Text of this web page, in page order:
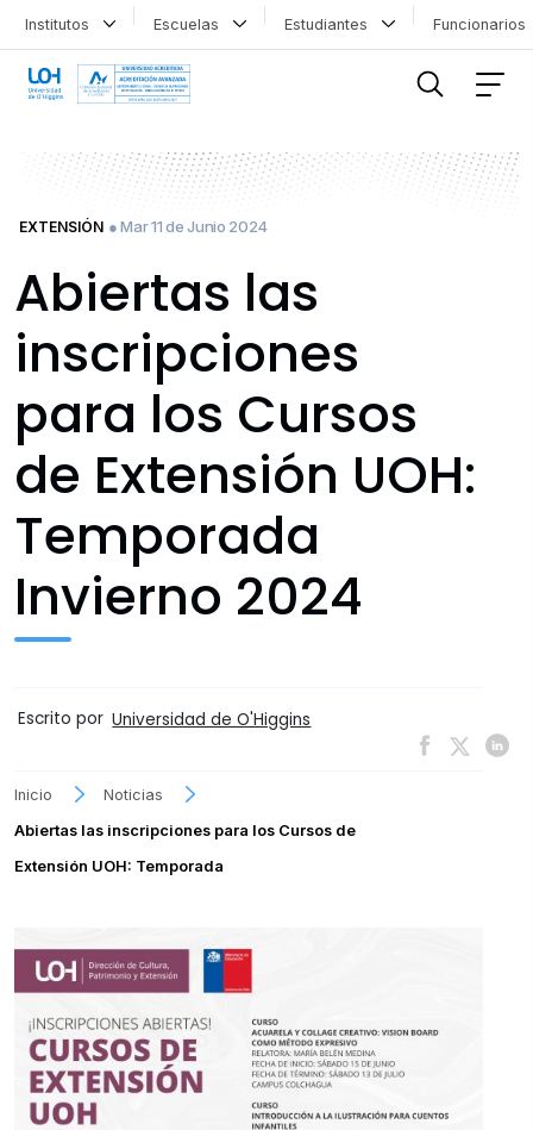
Institutos Escuelas Estudiantes
EXTENSIÓN ● Mar 11 de Junio 2024
Abiertas las
inscripciones
para los Cursos
de Extensión UOH:
Temporada
Invierno 2024
Escrito por Universidad de O'Higgins
Inicio
Noticias
Abiertas las inscripciones para los Cursos de
Extensión UOH: Temporada